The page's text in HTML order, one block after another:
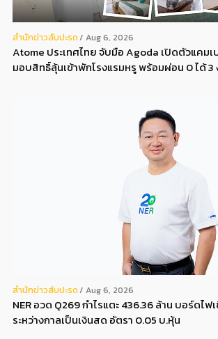
สํานักข่าวสับปะรด Aug 6, 2026
Atome ประเทศไทย จับมือ Agoda เปิดตัวแคม
มอบสิทธิ์ลุ้นเข้าพักโรงแรมหรู พร้อมผ่อน 0 ได้ 3
สํานักข่าวสับปะรด Aug 6, 2026
NER อวด Q269 กำไรแตะ 436.36 ล้าน บอร์ดไ
ระหว่างกาลเป็นเงินสด อัตรา 0.05 บ.หุ้น